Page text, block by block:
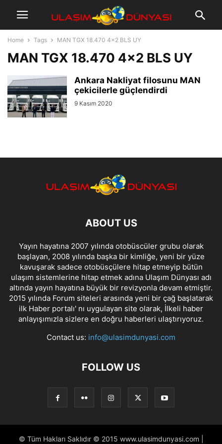
Home Tags MAN TGX 18.470 4×2 BLS UY
MAN TGX 18.470 4×2 BLS UY
Ankara Nakliyat filosunu MAN
çekicilerle güçlendirdi
9 Kasım 2020
ABOUT US
Yayın hayatına 2007 yılında otobüscüler grubu olarak
başlayan, 2008 yılında başka bir kimliğe, yeni bir yüze
kavuşarak sadece otobüsçülere hitap etmeyip bütün
ulaşım sistemlerine hitap etmek adına Ulaşım Dünyası adı
altında yayın hayatına büyük bir revizyonla devam etmiştir.
2015 yılında Forum siteleri arasında yeni bir çağ başlatarak
ilk Haber portalı' nı uygulayan site olarak, İlkeli haber
anlayışımızla sizlere en doğru haberleri ulaştırıyoruz.
Contact us: info@ulasimdunyasi.com
FOLLOW US
© Tüm Hakları Saklıdır © 2015 www.ulasimdunyasi.com |